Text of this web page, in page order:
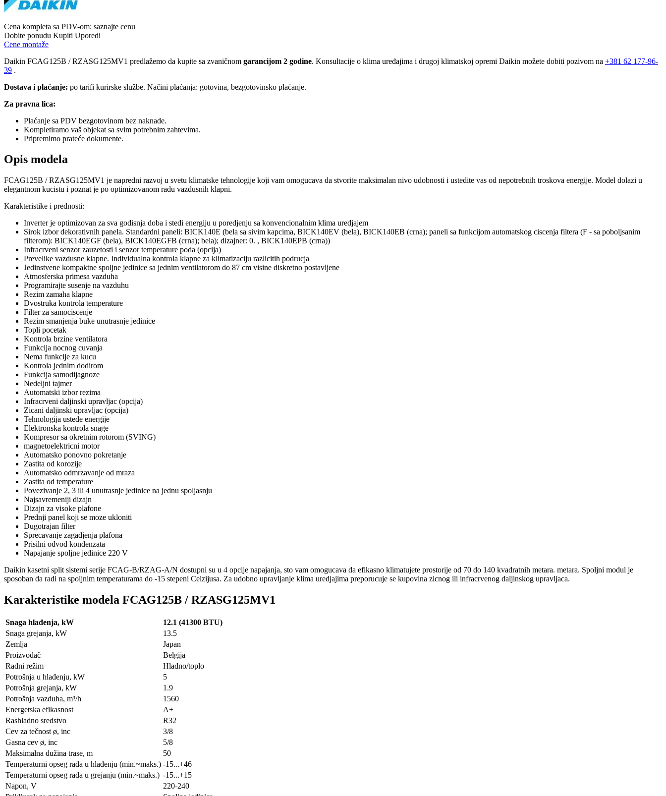
Cena kompleta sa PDV-om: saznajte cenu
Dobite ponudu Kupiti Uporedi
Cene montaže
Daikin FCAG125B / RZASG125MV1 predlažemo da kupite sa zvaničnom garancijom 2 godine. Konsultacije o klima uređajima i drugoj klimatskoj opremi Daikin možete dobiti pozivom na +381 62 177-96-
39 .
Dostava i plaćanje: po tarifi kurirske službe. Načini plaćanja: gotovina, bezgotovinsko plaćanje.
Za pravna lica:
Plaćanje sa PDV bezgotovinom bez naknade.
Kompletiramo vaš objekat sa svim potrebnim zahtevima.
Pripremimo prateće dokumente.
Opis modela
FCAG125B / RZASG125MV1 je napredni razvoj u svetu klimatske tehnologije koji vam omogucava da stvorite maksimalan nivo udobnosti i ustedite vas od nepotrebnih troskova energije. Model dolazi u
elegantnom kucistu i poznat je po optimizovanom radu vazdusnih klapni.
Karakteristike i prednosti:
Inverter je optimizovan za sva godisnja doba i stedi energiju u poredjenju sa konvencionalnim klima uredjajem
Sirok izbor dekorativnih panela. Standardni paneli: BICK140E (bela sa sivim kapcima, BICK140EV (bela), BICK140EB (crna); paneli sa funkcijom automatskog ciscenja filtera (F - sa poboljsanim
filterom): BICK140EGF (bela), BICK140EGFB (crna); bela); dizajner: 0. , BICK140EPB (crna))
Infracrveni senzor zauzetosti i senzor temperature poda (opcija)
Prevelike vazdusne klapne. Individualna kontrola klapne za klimatizaciju razlicitih podrucja
Jedinstvene kompaktne spoljne jedinice sa jednim ventilatorom do 87 cm visine diskretno postavljene
Atmosferska primesa vazduha
Programirajte susenje na vazduhu
Rezim zamaha klapne
Dvostruka kontrola temperature
Filter za samociscenje
Rezim smanjenja buke unutrasnje jedinice
Topli pocetak
Kontrola brzine ventilatora
Funkcija nocnog cuvanja
Nema funkcije za kucu
Kontrola jednim dodirom
Funkcija samodijagnoze
Nedeljni tajmer
Automatski izbor rezima
Infracrveni daljinski upravljac (opcija)
Zicani daljinski upravljac (opcija)
Tehnologija ustede energije
Elektronska kontrola snage
Kompresor sa okretnim rotorom (SVING)
magnetoelektricni motor
Automatsko ponovno pokretanje
Zastita od korozije
Automatsko odmrzavanje od mraza
Zastita od temperature
Povezivanje 2, 3 ili 4 unutrasnje jedinice na jednu spoljasnju
Najsavremeniji dizajn
Dizajn za visoke plafone
Prednji panel koji se moze ukloniti
Dugotrajan filter
Sprecavanje zagadjenja plafona
Prisilni odvod kondenzata
Napajanje spoljne jedinice 220 V
Daikin kasetni split sistemi serije FCAG-B/RZAG-A/N dostupni su u 4 opcije napajanja, sto vam omogucava da efikasno klimatujete prostorije od 70 do 140 kvadratnih metara. metara. Spoljni modul je
sposoban da radi na spoljnim temperaturama do -15 stepeni Celzijusa. Za udobno upravljanje klima uredjajima preporucuje se kupovina zicnog ili infracrvenog daljinskog upravljaca.
Karakteristike modela FCAG125B / RZASG125MV1
Snaga hlađenja, kW
12.1 (41300 BTU)
Snaga grejanja, kW
13.5
Zemlja
Japan
Proizvođač
Belgija
Radni režim
Hladno/toplo
Potrošnja u hlađenju, kW
5
Potrošnja grejanja, kW
1.9
Potrošnja vazduha, m³/h
1560
Energetska efikasnost
A+
Rashladno sredstvo
R32
Cev za tečnost ø, inc
3/8
Gasna cev ø, inc
5/8
Maksimalna dužina trase, m
50
Temperaturni opseg rada u hlađenju (min.~maks.) -15...+46
Temperaturni opseg rada u grejanju (min.~maks.) -15...+15
Napon, V
220-240